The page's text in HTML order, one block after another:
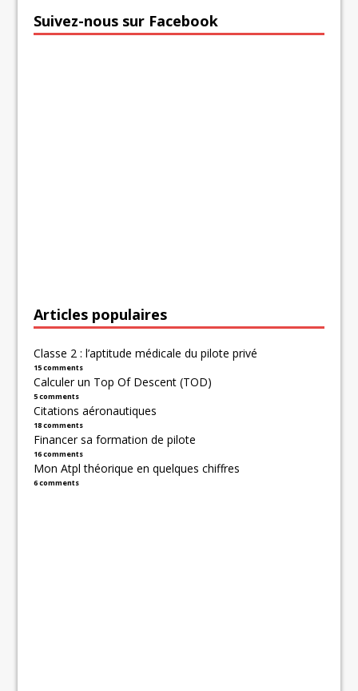
Suivez-nous sur Facebook
Articles populaires
Classe 2 : l’aptitude médicale du pilote privé
15 comments
Calculer un Top Of Descent (TOD)
5 comments
Citations aéronautiques
18 comments
Financer sa formation de pilote
16 comments
Mon Atpl théorique en quelques chiffres
6 comments